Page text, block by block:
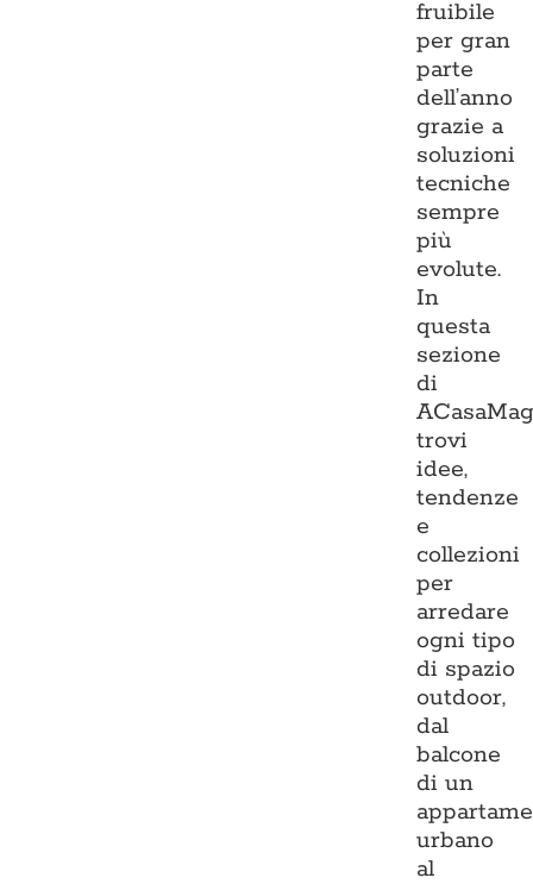
fruibile
per gran
parte
dell’anno
grazie a
soluzioni
tecniche
sempre
più
evolute.
In
questa
sezione
di
trovi
idee,
tendenze
e
collezioni
per
arredare
ogni tipo
di spazio
outdoor,
dal
balcone
di un
urbano
al